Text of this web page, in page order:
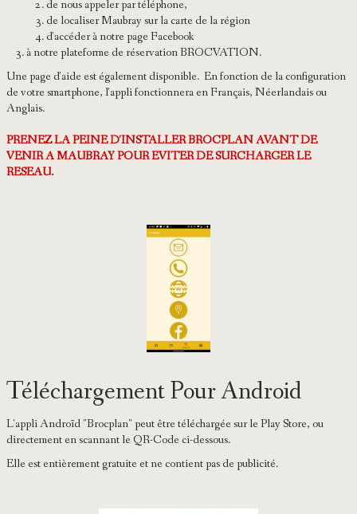
de nous appeler par téléphone,
de localiser Maubray sur la carte de la région
d'accéder à notre page Facebook
à notre plateforme de réservation BROCVATION.
Une page d'aide est également disponible. En fonction de la configuration
de votre smartphone, l'appli fonctionnera en Français, Néerlandais ou
Anglais.
PRENEZ LA PEINE D'INSTALLER BROCPLAN AVANT DE
VENIR A MAUBRAY POUR EVITER DE SURCHARGER LE
RESEAU.
Téléchargement Pour Android
L'appli Androïd "Brocplan" peut être téléchargée sur le Play Store, ou
directement en scannant le QR-Code ci-dessous.
Elle est entièrement gratuite et ne contient pas de publicité.